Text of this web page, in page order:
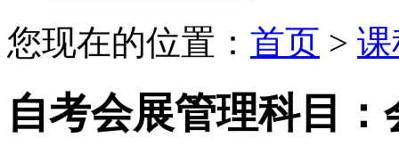
您现在的位置： 首页 >
自考会展管理科目